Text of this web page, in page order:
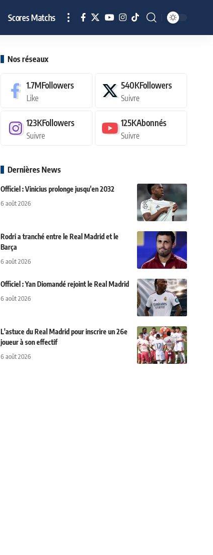
Scores Matchs
Nos réseaux
1.7MFollowers
Like
540KFollowers
Suivre
123KFollowers
Suivre
125KAbonnés
Suivre
Dernières News
Officiel : Vinicius prolonge jusqu'en 2032
6 août 2026
Rodri a tranché entre le Real Madrid et le
Barça
6 août 2026
Officiel : Yan Diomandé rejoint le Real Madrid
6 août 2026
L'astuce du Real Madrid pour inscrire un 26e
joueur à son effectif
6 août 2026